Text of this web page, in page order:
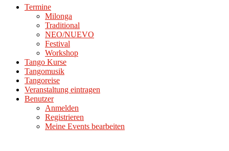
Termine
Milonga
Traditional
NEO/NUEVO
Festival
Workshop
Tango Kurse
Tangomusik
Tangoreise
Veranstaltung eintragen
Benutzer
Anmelden
Registrieren
Meine Events bearbeiten